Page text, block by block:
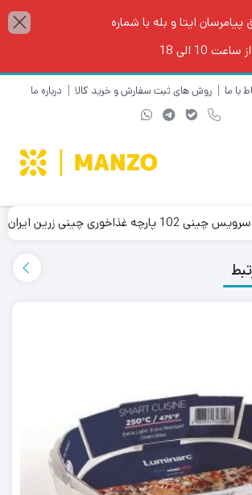
پیامرسان ایتا و بله با شماره
با ما روش های ثبت سفارش و خرید کالا درباره ما
سرویس چینی 102 پارچه غذاخوری چینی زرین ایران سری ایتالیا اف مدل وایت